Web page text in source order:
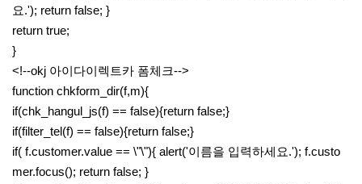
요.'); return false; }
return true;
}
<!--okj 아이다이렉트카 폼체크-->
function chkform_dir(f,m){
if(chk_hangul_js(f) == false){return false;}
if(filter_tel(f) == false){return false;}
if( f.customer.value == \"\"){ alert('이름을 입력하세요.'); f.custo
mer.focus(); return false; }